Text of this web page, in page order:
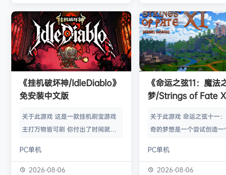
体而饱受支离破碎的记忆困扰。在电
影化叙事的战役中，你将执行任务、
揭开过往谜团，并直面一场涉及失控
人工智能、腐败企业与无序军事力量
的惊天阴谋——这场危机的波及范围
远不止红石城本身。 红石城 红石城
是…
的陪伴。什么，你说是因为
你，就立马出乱子？哎呀呀
是其中一个原因而已啦。
的小行星，操纵漫游车揭露
的资源，可能是冰块和金属
是某些未知之物。建造生产
便开采资…
《挂机破坏神/IdleDiablo》
免安装中文版
关于此游戏 这是一款挂机刷宝游戏
主打万物皆可刷 你付出了时间就必
独属于你的强大构筑 装备获取 游戏
中的[装备][技能][护身符]主要通过
PC单机
2026-08-06
《命运之弦11：魔法
梦/Strings of Fate
版
关于此游戏 命运之弦十一
奇的梦想是一个尝试创造一
虚幻引擎的帮助下，使用已
图形技术和机制以丰富多彩
PC单机
2026-08-06